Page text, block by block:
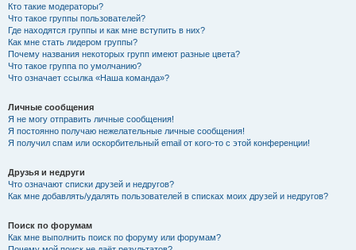
Кто такие модераторы?
Что такое группы пользователей?
Где находятся группы и как мне вступить в них?
Как мне стать лидером группы?
Почему названия некоторых групп имеют разные цвета?
Что такое группа по умолчанию?
Что означает ссылка «Наша команда»?
Личные сообщения
Я не могу отправить личные сообщения!
Я постоянно получаю нежелательные личные сообщения!
Я получил спам или оскорбительный email от кого-то с этой конференции!
Друзья и недруги
Что означают списки друзей и недругов?
Как мне добавлять/удалять пользователей в списках моих друзей и недругов?
Поиск по форумам
Как мне выполнить поиск по форуму или форумам?